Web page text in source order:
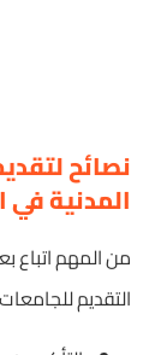
نصائح
المدنية في
من المهم اتباع
التقديم